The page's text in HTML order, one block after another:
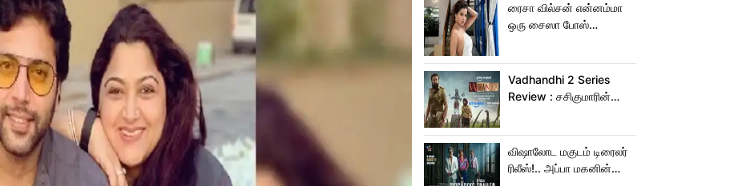
ரைசா வில்சன் என்னம்மா
ஒரு சைஸா போஸ்
Vadhandhi 2 Series
Review : சசிகுமாரின்
விமர்சனம்!
விஷாலோட மகுடம் டிரைலர்
ரிலீஸ்!.. அப்பா மகனின்